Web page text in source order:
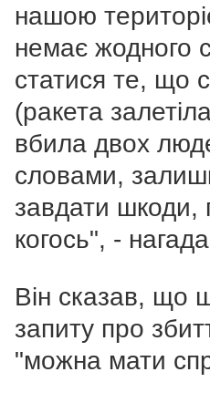
нашою
немає жодного
статися те, що
(ракета
вбила двох
словами,
завдати шкоди,
когось", -
Він сказав, що
запиту про
"можна мати